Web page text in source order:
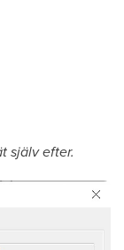
själv efter.